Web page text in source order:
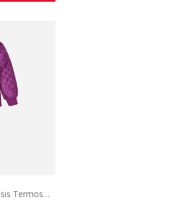
Celavi Børne Ensfarvet Basis Termosæt Lilac